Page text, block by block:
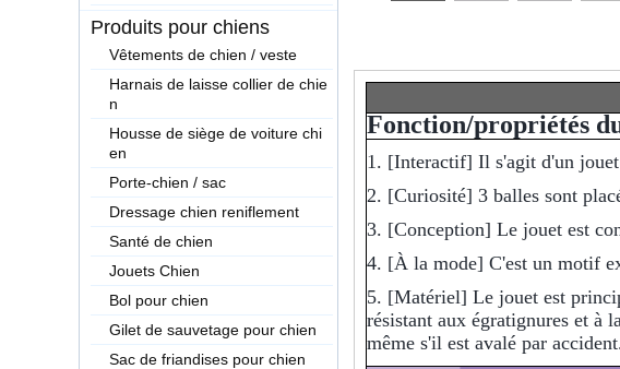
Produits pour chiens
Vêtements de chien / veste
Harnais de laisse collier de chie
n
Housse de siège de voiture chi
en
Porte-chien / sac
Dressage chien reniflement
Santé de chien
Jouets Chien
Bol pour chien
Gilet de sauvetage pour chien
Sac de friandises pour chien
Fonction/propriétés
1. [Interactif] Il s'agit d'un
2. [Curiosité] 3 balles sont
3. [Conception] Le jouet est
4. [À la mode] C'est un motif
5. [Matériel] Le jouet est
résistant aux égratignures et à
même s'il est avalé par